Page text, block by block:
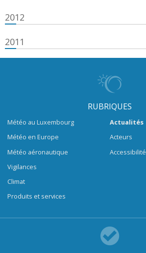
2012
2011
RUBRIQUES
Météo au Luxembourg
Météo en Europe
Météo aéronautique
Vigilances
Climat
Produits et services
Actualités
Acteurs
Accessibilité